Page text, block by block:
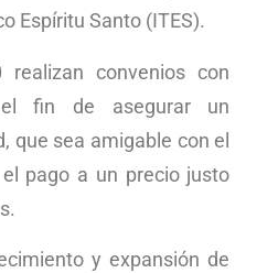
Espíritu Santo (ITES).
convenios con
el fin de asegurar un
que sea amigable con el
pago a un precio justo
y expansión de